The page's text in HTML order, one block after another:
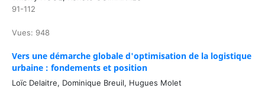
91-112
Vues: 948
Vers une démarche globale d'optimisation de la logistique
urbaine : fondements et position
Loïc Delaitre, Dominique Breuil, Hugues Molet